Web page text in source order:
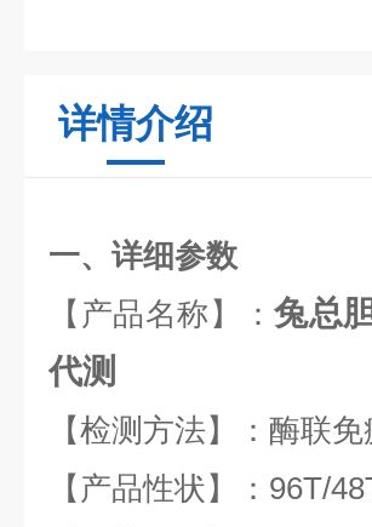
详情介绍
一、详细参数
【产品名称】：兔总
代测
【检测方法】：酶联
【产品性状】： 96T/